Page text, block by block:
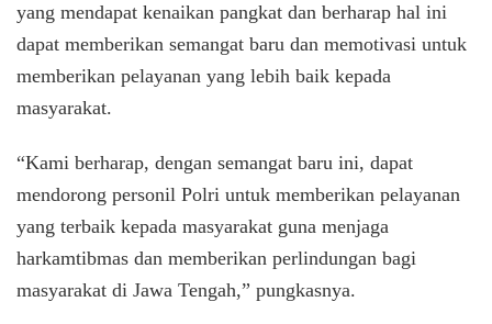
yang mendapat kenaikan pangkat dan berharap hal ini
dapat memberikan semangat baru dan memotivasi untuk
memberikan pelayanan yang lebih baik kepada
masyarakat.
“Kami berharap, dengan semangat baru ini, dapat
mendorong personil Polri untuk memberikan pelayanan
yang terbaik kepada masyarakat guna menjaga
harkamtibmas dan memberikan perlindungan bagi
masyarakat di Jawa Tengah,” pungkasnya.